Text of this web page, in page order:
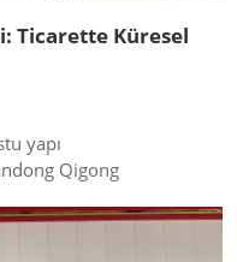
Ticarette Küresel
yapı
Qigong
Koreli bir